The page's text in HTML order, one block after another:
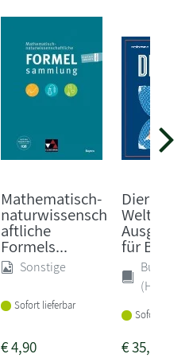
Mathematisch-
naturwissensch
aftliche
Formels...
Sonstige
Sofort lieferbar
€4,90
Diercke
Weltatlas -
Ausgabe
für Bayern
Buch
Sofort
€35,50